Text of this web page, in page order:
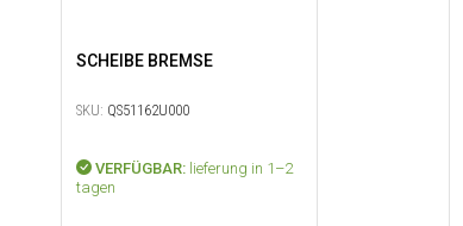
SCHEIBE BREMSE
SKU: QS51162U000
VERFÜGBAR: lieferung in 1–2
tagen